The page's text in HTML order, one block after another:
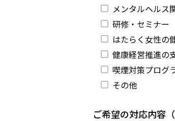
メンタルヘルス
研修・セミナー
はたらく女性の
健康経営推進の
喫煙対策プログ
その他
ご希望の対応内容